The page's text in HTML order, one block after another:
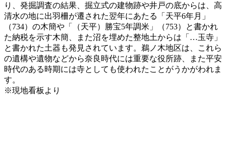
り、発掘調査の結果、掘立式の建物跡や井戸の底からは、高
清水の地に出羽柵が遷された翌年にあたる「天平6年月」
（734）の木簡や「（天平）勝宝5年調米」（753）と書かれ
た納税を示す木簡、また沼を埋めた整地土からは「…玉寺」
と書かれた土器も発見されています。鵜ノ木地区は、これら
の遺構や遺物などから奈良時代には重要な役所跡、また平安
時代のある時期には寺としても使われたことがうかがわれま
す。
※現地看板より